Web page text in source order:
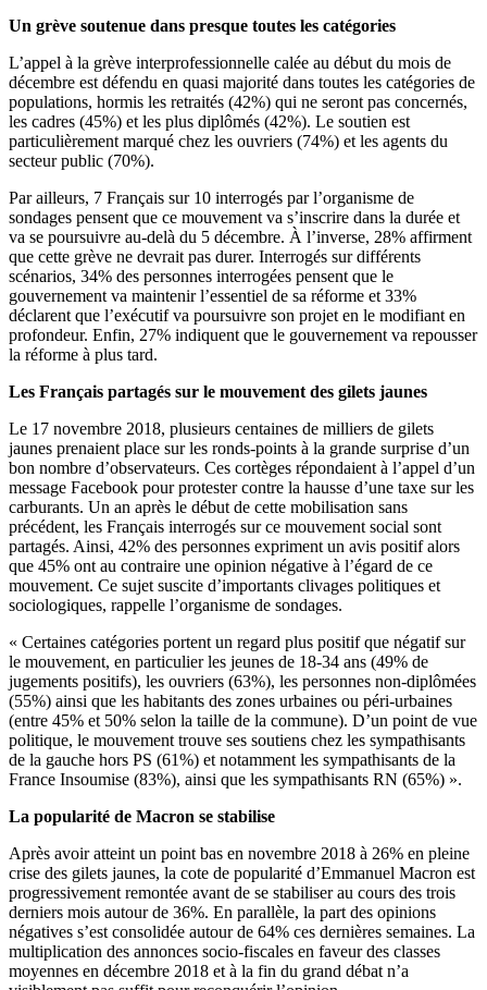
Un grève soutenue dans presque toutes les catégories
L’appel à la grève interprofessionnelle calée au début du mois de
décembre est défendu en quasi majorité dans toutes les catégories de
populations, hormis les retraités (42%) qui ne seront pas concernés,
les cadres (45%) et les plus diplômés (42%). Le soutien est
particulièrement marqué chez les ouvriers (74%) et les agents du
secteur public (70%).
Par ailleurs, 7 Français sur 10 interrogés par l’organisme de
sondages pensent que ce mouvement va s’inscrire dans la durée et
va se poursuivre au-delà du 5 décembre. À l’inverse, 28% affirment
que cette grève ne devrait pas durer. Interrogés sur différents
scénarios, 34% des personnes interrogées pensent que le
gouvernement va maintenir l’essentiel de sa réforme et 33%
déclarent que l’exécutif va poursuivre son projet en le modifiant en
profondeur. Enfin, 27% indiquent que le gouvernement va repousser
la réforme à plus tard.
Les Français partagés sur le mouvement des gilets jaunes
Le 17 novembre 2018, plusieurs centaines de milliers de gilets
jaunes prenaient place sur les ronds-points à la grande surprise d’un
bon nombre d’observateurs. Ces cortèges répondaient à l’appel d’un
message Facebook pour protester contre la hausse d’une taxe sur les
carburants. Un an après le début de cette mobilisation sans
précédent, les Français interrogés sur ce mouvement social sont
partagés. Ainsi, 42% des personnes expriment un avis positif alors
que 45% ont au contraire une opinion négative à l’égard de ce
mouvement. Ce sujet suscite d’importants clivages politiques et
sociologiques, rappelle l’organisme de sondages.
« Certaines catégories portent un regard plus positif que négatif sur
le mouvement, en particulier les jeunes de 18-34 ans (49% de
jugements positifs), les ouvriers (63%), les personnes non-diplômées
(55%) ainsi que les habitants des zones urbaines ou péri-urbaines
(entre 45% et 50% selon la taille de la commune). D’un point de vue
politique, le mouvement trouve ses soutiens chez les sympathisants
de la gauche hors PS (61%) et notamment les sympathisants de la
France Insoumise (83%), ainsi que les sympathisants RN (65%) ».
La popularité de Macron se stabilise
Après avoir atteint un point bas en novembre 2018 à 26% en pleine
crise des gilets jaunes, la cote de popularité d’Emmanuel Macron est
progressivement remontée avant de se stabiliser au cours des trois
derniers mois autour de 36%. En parallèle, la part des opinions
négatives s’est consolidée autour de 64% ces dernières semaines. La
multiplication des annonces socio-fiscales en faveur des classes
moyennes en décembre 2018 et à la fin du grand débat n’a